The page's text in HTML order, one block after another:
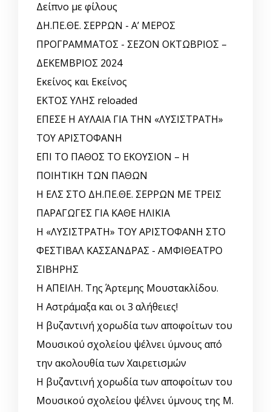
Δείπνο με φίλους
ΔΗ.ΠΕ.ΘΕ. ΣΕΡΡΩΝ - Α’ ΜΕΡΟΣ
ΠΡΟΓΡΑΜΜΑΤΟΣ - ΣΕΖΟΝ ΟΚΤΩΒΡΙΟΣ –
ΔΕΚΕΜΒΡΙΟΣ 2024
Εκείνος και Εκείνος
ΕΚΤΟΣ ΥΛΗΣ reloaded
ΕΠΕΣΕ Η ΑΥΛΑΙΑ ΓΙΑ ΤΗΝ «ΛΥΣΙΣΤΡΑΤΗ»
ΤΟΥ ΑΡΙΣΤΟΦΑΝΗ
ΕΠΙ ΤΟ ΠΑΘΟΣ ΤΟ ΕΚΟΥΣΙΟΝ – Η
ΠΟΙΗΤΙΚΗ ΤΩΝ ΠΑΘΩΝ
Η ΕΛΣ ΣΤΟ ΔΗ.ΠΕ.ΘΕ. ΣΕΡΡΩΝ ΜΕ ΤΡΕΙΣ
ΠΑΡΑΓΩΓΕΣ ΓΙΑ ΚΑΘΕ ΗΛΙΚΙΑ
Η «ΛΥΣΙΣΤΡΑΤΗ» ΤΟΥ ΑΡΙΣΤΟΦΑΝΗ ΣΤΟ
ΦΕΣΤΙΒΑΛ ΚΑΣΣΑΝΔΡΑΣ - ΑΜΦΙΘΕΑΤΡΟ
ΣΙΒΗΡΗΣ
Η ΑΠΕΙΛΗ. Της Άρτεμης Μουστακλίδου.
Η Αστράμαξα και οι 3 αλήθειες!
Η βυζαντινή χορωδία των αποφοίτων του
Μουσικού σχολείου ψέλνει ύμνους από
την ακολουθία των Χαιρετισμών
Η βυζαντινή χορωδία των αποφοίτων του
Μουσικού σχολείου ψέλνει ύμνους της Μ.